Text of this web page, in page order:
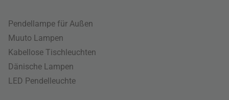
Pendellampe für Außen
Muuto Lampen
Kabellose Tischleuchten
Dänische Lampen
LED Pendelleuchte